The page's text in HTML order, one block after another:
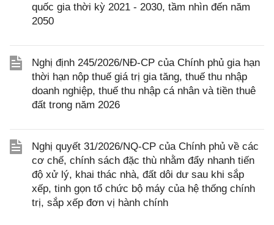
quốc gia thời kỳ 2021 - 2030, tầm nhìn đến năm
2050
Nghị định 245/2026/NĐ-CP của Chính phủ gia hạn
thời hạn nộp thuế giá trị gia tăng, thuế thu nhập
doanh nghiệp, thuế thu nhập cá nhân và tiền thuê
đất trong năm 2026
Nghị quyết 31/2026/NQ-CP của Chính phủ về các
cơ chế, chính sách đặc thù nhằm đẩy nhanh tiến
độ xử lý, khai thác nhà, đất dôi dư sau khi sắp
xếp, tinh gọn tổ chức bộ máy của hệ thống chính
trị, sắp xếp đơn vị hành chính